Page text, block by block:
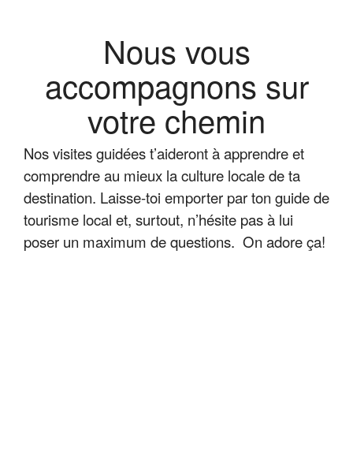
Nous vous
accompagnons sur
votre chemin
Nos visites guidées t’aideront à apprendre et
comprendre au mieux la culture locale de ta
destination. Laisse-toi emporter par ton guide de
tourisme local et, surtout, n’hésite pas à lui
poser un maximum de questions. On adore ça!